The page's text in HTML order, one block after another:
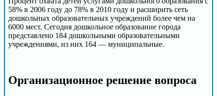
58% в 2006 году до 78% в 2010 году и расширить сеть
дошкольных образовательных учреждений более чем на
6000 мест. Сегодня дошкольное образование города
представлено 184 дошкольными образовательными
учреждениями, из них 164 — муниципальные.
Организационное решение вопроса